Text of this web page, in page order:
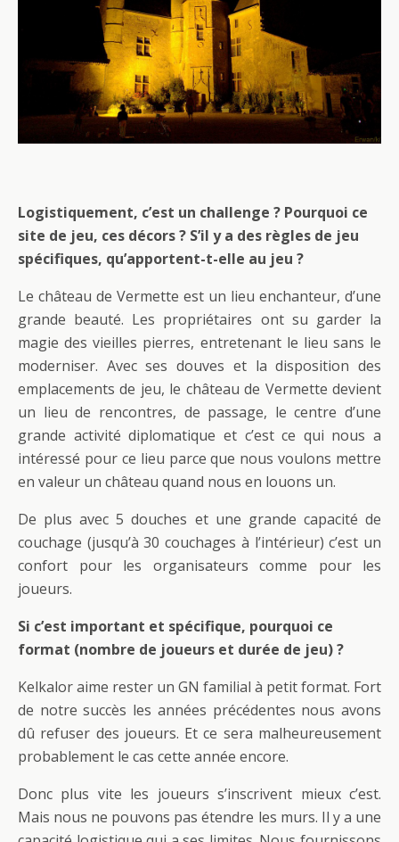
Logistiquement, c’est un challenge ? Pourquoi ce
site de jeu, ces décors ? S’il y a des règles de jeu
spécifiques, qu’apportent-t-elle au jeu ?
Le château de Vermette est un lieu enchanteur, d’une
grande beauté. Les propriétaires ont su garder la
magie des vieilles pierres, entretenant le lieu sans le
moderniser. Avec ses douves et la disposition des
emplacements de jeu, le château de Vermette devient
un lieu de rencontres, de passage, le centre d’une
grande activité diplomatique et c’est ce qui nous a
intéressé pour ce lieu parce que nous voulons mettre
en valeur un château quand nous en louons un.
De plus avec 5 douches et une grande capacité de
couchage (jusqu’à 30 couchages à l’intérieur) c’est un
confort pour les organisateurs comme pour les
joueurs.
Si c’est important et spécifique, pourquoi ce
format (nombre de joueurs et durée de jeu) ?
Kelkalor aime rester un GN familial à petit format. Fort
de notre succès les années précédentes nous avons
dû refuser des joueurs. Et ce sera malheureusement
probablement le cas cette année encore.
Donc plus vite les joueurs s’inscrivent mieux c’est.
Mais nous ne pouvons pas étendre les murs. Il y a une